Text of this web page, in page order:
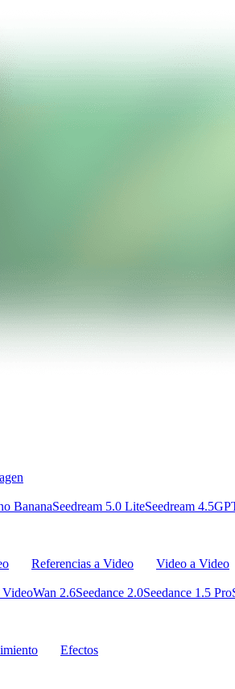
BananaSeedream 5.0 LiteSeedream 4.5
Referencias a Video Video a Video
VideoWan 2.6Seedance 2.0Seedance 1.5 Pro
Efectos